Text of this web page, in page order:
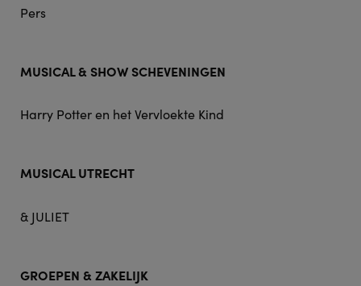
Pers
MUSICAL & SHOW SCHEVENINGEN
Harry Potter en het Vervloekte Kind
MUSICAL UTRECHT
& JULIET
GROEPEN & ZAKELIJK